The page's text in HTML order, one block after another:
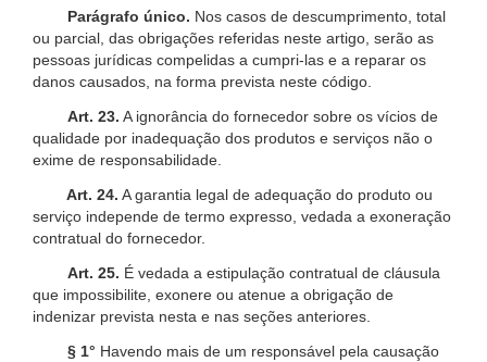
Parágrafo único. Nos casos de descumprimento, total
ou parcial, das obrigações referidas neste artigo, serão as
pessoas jurídicas compelidas a cumpri-las e a reparar os
danos causados, na forma prevista neste código.
Art. 23. A ignorância do fornecedor sobre os vícios de
qualidade por inadequação dos produtos e serviços não o
exime de responsabilidade.
Art. 24. A garantia legal de adequação do produto ou
serviço independe de termo expresso, vedada a exoneração
contratual do fornecedor.
Art. 25. É vedada a estipulação contratual de cláusula
que impossibilite, exonere ou atenue a obrigação de
indenizar prevista nesta e nas seções anteriores.
§ 1° Havendo mais de um responsável pela causação